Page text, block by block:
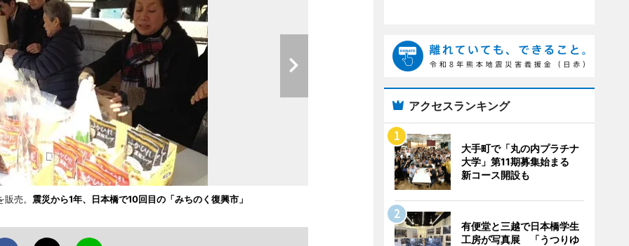
売。 震災から1年、日本橋で10回目の「みちのく復興市」
アクセスランキング
大手町で「丸の内プラチナ
大学」第11期募集始まる
新コース開設も
有便堂と三越で日本橋学生
工房が写真展 「うつりゆ